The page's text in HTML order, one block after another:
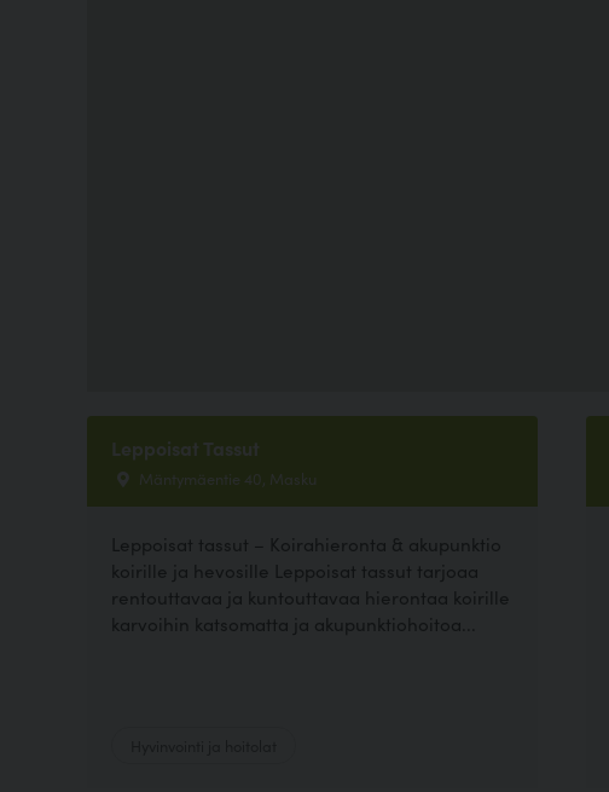
Leppoisat Tassut
Mäntymäentie 40, Masku
Leppoisat tassut – Koirahieronta & akupunktio
koirille ja hevosille Leppoisat tassut tarjoaa
rentouttavaa ja kuntouttavaa hierontaa koirille
karvoihin katsomatta ja akupunktiohoitoa...